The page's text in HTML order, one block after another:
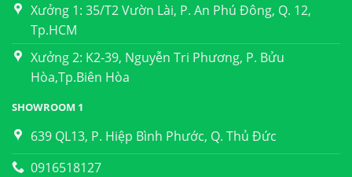
Xưởng 1: 35/T2 Vườn Lài, P. An Phú Đông, Q. 12,
Tp.HCM
Xưởng 2: K2-39, Nguyễn Tri Phương, P. Bửu
Hòa,Tp.Biên Hòa
SHOWROOM 1
639 QL13, P. Hiệp Bình Phước, Q. Thủ Đức
0916518127